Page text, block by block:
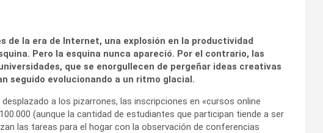
de la era de Internet, una explosión en la productividad
Pero la esquina nunca apareció. Por el contrario, las
que se enorgullecen de pergeñar ideas creativas
seguido evolucionando a un ritmo glacial.
a los pizarrones, las inscripciones en «cursos online
(aunque la cantidad de estudiantes que participan tiende a ser
las tareas para el hogar con la observación de conferencias